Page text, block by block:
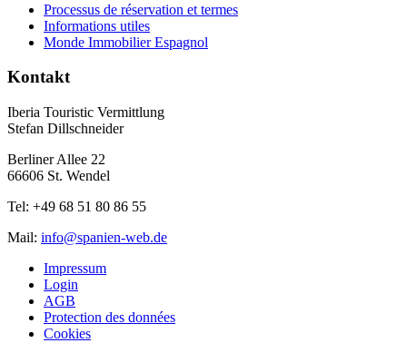
Processus de réservation et termes
Informations utiles
Monde Immobilier Espagnol
Kontakt
Iberia Touristic Vermittlung
Stefan Dillschneider
Berliner Allee 22
66606 St. Wendel
Tel: +49 68 51 80 86 55
Mail: info@spanien-web.de
Impressum
Login
AGB
Protection des données
Cookies